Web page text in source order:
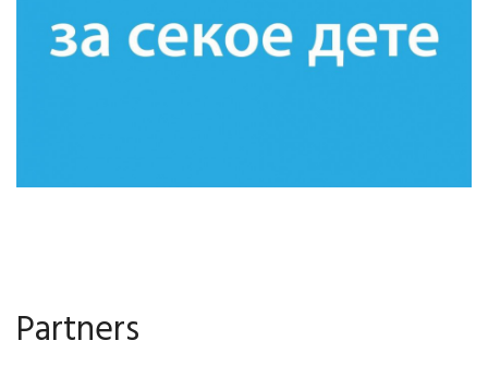
Partners